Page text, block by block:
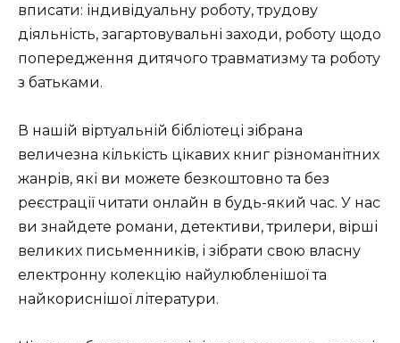
вписати: індивідуальну роботу, трудову
діяльність, загартовувальні заходи, роботу щодо
попередження дитячого травматизму та роботу
з батьками.
В нашій віртуальній бібліотеці зібрана
величезна кількість цікавих книг різноманітних
жанрів, які ви можете безкоштовно та без
реєстрації читати онлайн в будь-який час. У нас
ви знайдете романи, детективи, трилери, вірші
великих письменників, і зібрати свою власну
електронну колекцію найулюбленішої та
найкориснішої літератури.